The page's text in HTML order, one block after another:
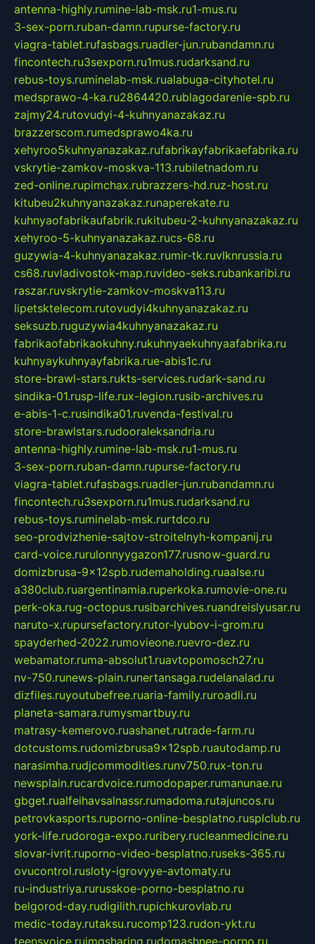
antenna-highly.rumine-lab-msk.ru1-mus.ru
3-sex-porn.ruban-damn.rupurse-factory.ru
viagra-tablet.rufasbags.ruadler-jun.rubandamn.ru
fincontech.ru3sexporn.ru1mus.rudarksand.ru
rebus-toys.ruminelab-msk.rualabuga-cityhotel.ru
medsprawo-4-ka.ru2864420.rublagodarenie-spb.ru
zajmy24.rutovudyi-4-kuhnyanazakaz.ru
brazzerscom.rumedsprawo4ka.ru
xehyroo5kuhnyanazakaz.rufabrikayfabrikaefabrika.ru
vskrytie-zamkov-moskva-113.rubiletnadom.ru
zed-online.rupimchax.rubrazzers-hd.ruz-host.ru
kitubeu2kuhnyanazakaz.runaperekate.ru
kuhnyaofabrikaufabrik.rukitubeu-2-kuhnyanazakaz.ru
xehyroo-5-kuhnyanazakaz.rucs-68.ru
guzywia-4-kuhnyanazakaz.rumir-tk.ruvlknrussia.ru
cs68.ruvladivostok-map.ruvideo-seks.rubankaribi.ru
raszar.ruvskrytie-zamkov-moskva113.ru
lipetsktelecom.rutovudyi4kuhnyanazakaz.ru
seksuzb.ruguzywia4kuhnyanazakaz.ru
fabrikaofabrikaokuhny.rukuhnyaekuhnyaafabrika.ru
kuhnyaykuhnyayfabrika.rue-abis1c.ru
store-brawl-stars.rukts-services.rudark-sand.ru
sindika-01.rusp-life.rux-legion.rusib-archives.ru
e-abis-1-c.rusindika01.ruvenda-festival.ru
store-brawlstars.rudooraleksandria.ru
antenna-highly.rumine-lab-msk.ru1-mus.ru
3-sex-porn.ruban-damn.rupurse-factory.ru
viagra-tablet.rufasbags.ruadler-jun.rubandamn.ru
fincontech.ru3sexporn.ru1mus.rudarksand.ru
rebus-toys.ruminelab-msk.rurtdco.ru
seo-prodvizhenie-sajtov-stroitelnyh-kompanij.ru
card-voice.rurulonnyygazon177.rusnow-guard.ru
domizbrusa-9x12spb.rudemaholding.ruaalse.ru
a380club.ruargentinamia.ruperkoka.rumovie-one.ru
perk-oka.rug-octopus.rusibarchives.ruandreislyusar.ru
naruto-x.rupursefactory.rutor-lyubov-i-grom.ru
spayderhed-2022.rumovieone.ruevro-dez.ru
webamator.ruma-absolut1.ruavtopomosch27.ru
nv-750.runews-plain.runertansaga.rudelanalad.ru
dizfiles.ruyoutubefree.ruaria-family.ruroadli.ru
planeta-samara.rumysmartbuy.ru
matrasy-kemerovo.ruashanet.rutrade-farm.ru
dotcustoms.rudomizbrusa9x12spb.ruautodamp.ru
narasimha.rudjcommodities.runv750.rux-ton.ru
newsplain.rucardvoice.rumodopaper.rumanunae.ru
gbget.rualfeihavsalnassr.rumadoma.rutajuncos.ru
petrovkasports.ruporno-online-besplatno.rusplclub.ru
york-life.rudoroga-expo.ruribery.rucleanmedicine.ru
slovar-ivrit.ruporno-video-besplatno.ruseks-365.ru
ovucontrol.rusloty-igrovyye-avtomaty.ru
ru-industriya.rurusskoe-porno-besplatno.ru
belgorod-day.rudigilith.rupichkurovlab.ru
medic-today.rutaksu.rucomp123.rudon-ykt.ru